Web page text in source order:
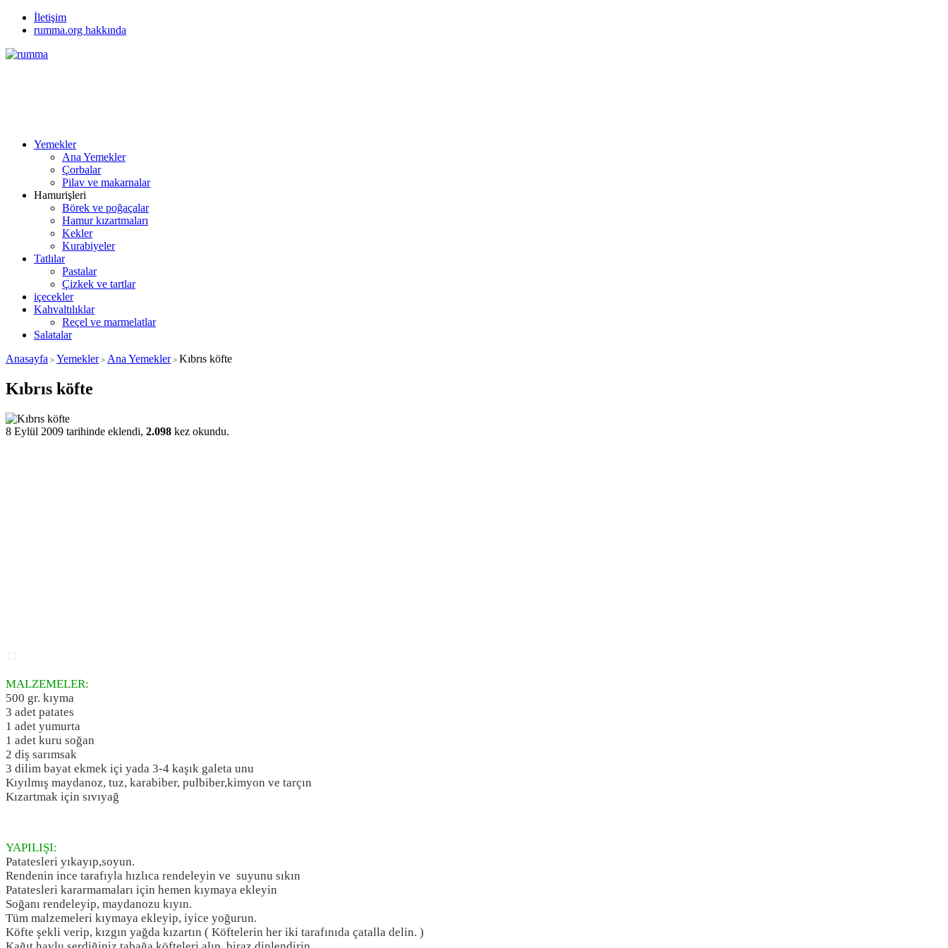
İletişim
rumma.org hakkında
Yemekler
Ana Yemekler
Çorbalar
Pilav ve makarnalar
Hamurişleri
Börek ve poğaçalar
Hamur kızartmaları
Kekler
Kurabiyeler
Tatlılar
Pastalar
Çizkek ve tartlar
içecekler
Kahvaltılıklar
Reçel ve marmelatlar
Salatalar
Anasayfa > Yemekler> Ana Yemekler> Kıbrıs köfte
Kıbrıs köfte
8 Eylül 2009 tarihinde eklendi, 2.098 kez okundu.
MALZEMELER:
500 gr. kıyma
3 adet patates
1 adet yumurta
1 adet kuru soğan
2 diş sarımsak
3 dilim bayat ekmek içi yada 3-4 kaşık galeta unu
Kıyılmış maydanoz, tuz, karabiber, pulbiber,kimyon ve tarçın
Kızartmak için sıvıyağ
YAPILIŞI:
Patatesleri yıkayıp,soyun.
Rendenin ince tarafıyla hızlıca rendeleyin ve suyunu sıkın
Patatesleri kararmamaları için hemen kıymaya ekleyin
Soğanı rendeleyip, maydanozu kıyın.
Tüm malzemeleri kıymaya ekleyip, iyice yoğurun.
Köfte şekli verip, kızgın yağda kızartın ( Köftelerin her iki tarafınıda çatalla delin. )